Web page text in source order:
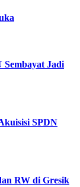
Jadi
SPDN
RW di Gresik